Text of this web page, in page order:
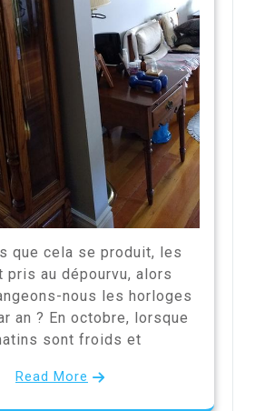
que cela se produit, les
pris au dépourvu, alors
nous les horloges
an ? En octobre, lorsque
sont froids et
Read More